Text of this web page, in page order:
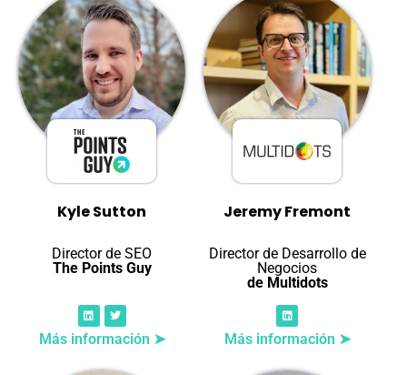
Kyle Sutton
Director de SEO
The Points Guy
Más información ➤
Jeremy Fremont
Director de Desarrollo de
Negocios
de Multidots
Más información ➤